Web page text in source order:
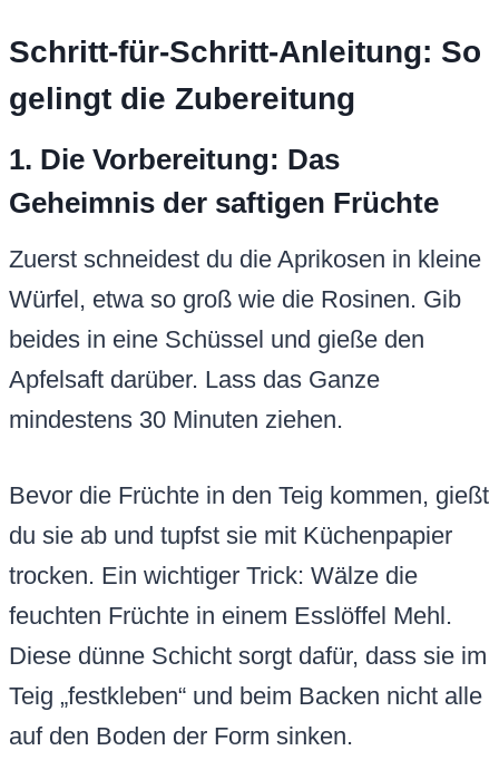
Schritt-für-Schritt-Anleitung: So
gelingt die Zubereitung
1. Die Vorbereitung: Das
Geheimnis der saftigen Früchte
Zuerst schneidest du die Aprikosen in kleine
Würfel, etwa so groß wie die Rosinen. Gib
beides in eine Schüssel und gieße den
Apfelsaft darüber. Lass das Ganze
mindestens 30 Minuten ziehen.
Bevor die Früchte in den Teig kommen, gießt
du sie ab und tupfst sie mit Küchenpapier
trocken. Ein wichtiger Trick: Wälze die
feuchten Früchte in einem Esslöffel Mehl.
Diese dünne Schicht sorgt dafür, dass sie im
Teig „festkleben“ und beim Backen nicht alle
auf den Boden der Form sinken.